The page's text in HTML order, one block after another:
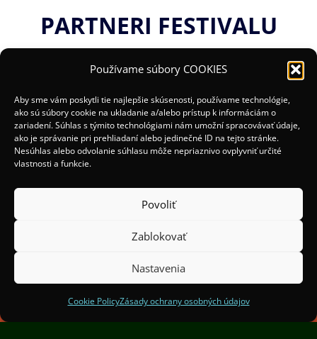
Používame súbory COOKIES
Aby sme vám poskytli tie najlepšie skúsenosti, používame technológie,
ako sú súbory cookie na ukladanie a/alebo prístup k informáciám o
zariadení. Súhlas s týmito technológiami nám umožní spracovávať údaje,
ako je správanie pri prehliadaní alebo jedinečné ID na tejto stránke.
Nesúhlas alebo odvolanie súhlasu môže nepriaznivo ovplyvniť určité
vlastnosti a funkcie.
Povoliť
Zablokovať
Nastavenia
Cookie PolicyZásady ochrany osobných údajov
PARTNERI FESTIVALU
(c) 2025 Organizátori:Mesto Žilina a OOCR Malá
Spoluorganizátori:Institut Světelného Designu
Praha